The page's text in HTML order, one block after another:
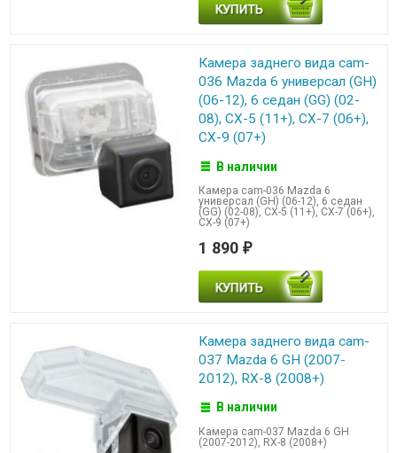
Камера заднего вида cam-
036 Mazda 6 универсал (GH)
(06-12), 6 седан (GG) (02-
08), CX-5 (11+), CX-7 (06+),
CX-9 (07+)
В наличии
Камера cam-036 Mazda 6
универсал (GH) (06-12), 6 седан
(GG) (02-08), CX-5 (11+), CX-7 (06+),
CX-9 (07+)
1 890 ₽
Камера заднего вида cam-
037 Mazda 6 GH (2007-
2012), RX-8 (2008+)
В наличии
Камера cam-037 Mazda 6 GH
(2007-2012), RX-8 (2008+)